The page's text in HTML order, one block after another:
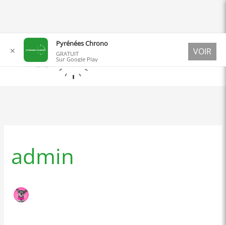
contenu
admin
✕
Pyrénées Chrono
GRATUIT
Sur Google Play
VOIR